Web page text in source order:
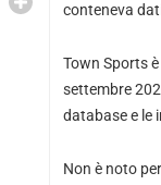
conteneva
Town Sports
settembre
database e le
Non è noto